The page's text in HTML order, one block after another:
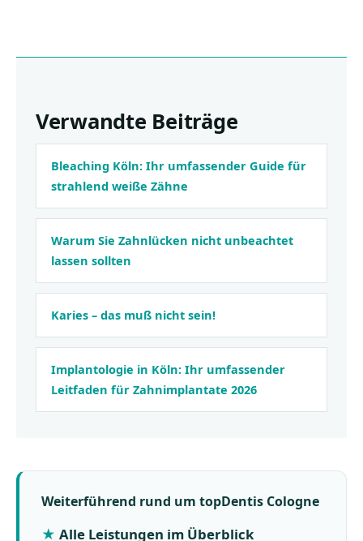
Verwandte Beiträge
Bleaching Köln: Ihr umfassender Guide für
strahlend weiße Zähne
Warum Sie Zahnlücken nicht unbeachtet
lassen sollten
Karies – das muß nicht sein!
Implantologie in Köln: Ihr umfassender
Leitfaden für Zahnimplantate 2026
Weiterführend rund um topDentis Cologne
Alle Leistungen im Überblick